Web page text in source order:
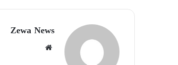
Zewa News